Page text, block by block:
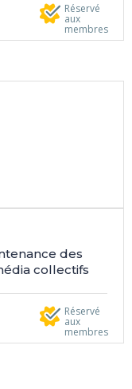
Réservé
aux
membres
des
collectifs
Réservé
aux
membres